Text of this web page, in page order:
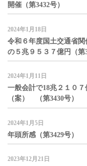
開催（第3432号）
2024年1月18日
令和６年度国土交通省
の５兆９５３７億円（第
2024年1月11日
一般会計で18兆２１０
（案） （第3430号）
2024年1月5日
年頭所感（第3429号）
2023年12月21日